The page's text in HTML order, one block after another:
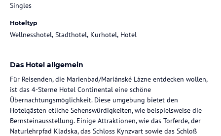
Singles
Hoteltyp
Wellnesshotel, Stadthotel, Kurhotel, Hotel
Das Hotel allgemein
Für Reisenden, die Marienbad/Mariánské Lázne entdecken wollen,
ist das 4-Sterne Hotel Continental eine schöne
Übernachtungsmöglichkeit. Diese umgebung bietet den
Hotelgästen etliche Sehenswürdigkeiten, wie beispielsweise die
Bernsteinausstellung. Einige Attraktionen, wie das Torferde, der
Naturlehrpfad Kladska, das Schloss Kynzvart sowie das Schloß